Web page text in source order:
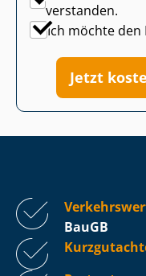
verstanden.
Ich möchte
Jetzt
BauGB